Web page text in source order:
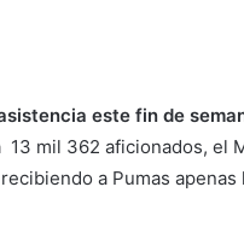
este fin de
mil 362 aficionados, el
a Pumas